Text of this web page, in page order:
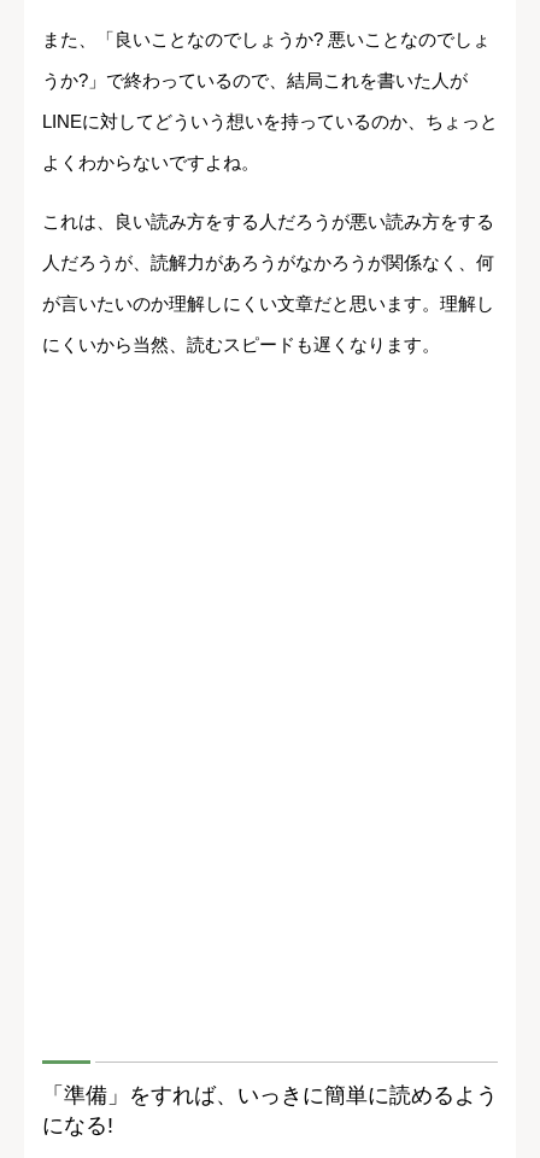
また、「良いことなのでしょうか? 悪いことなのでしょ
うか?」で終わっているので、結局これを書いた人が
LINEに対してどういう想いを持っているのか、ちょっと
よくわからないですよね。
これは、良い読み方をする人だろうが悪い読み方をする
人だろうが、読解力があろうがなかろうが関係なく、何
が言いたいのか理解しにくい文章だと思います。理解し
にくいから当然、読むスピードも遅くなります。
「準備」をすれば、いっきに簡単に読めるよう
になる!